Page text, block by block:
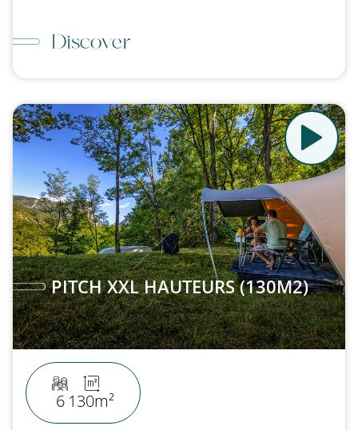
Discover
PITCH XXL HAUTEURS (130M2)
6 130m²